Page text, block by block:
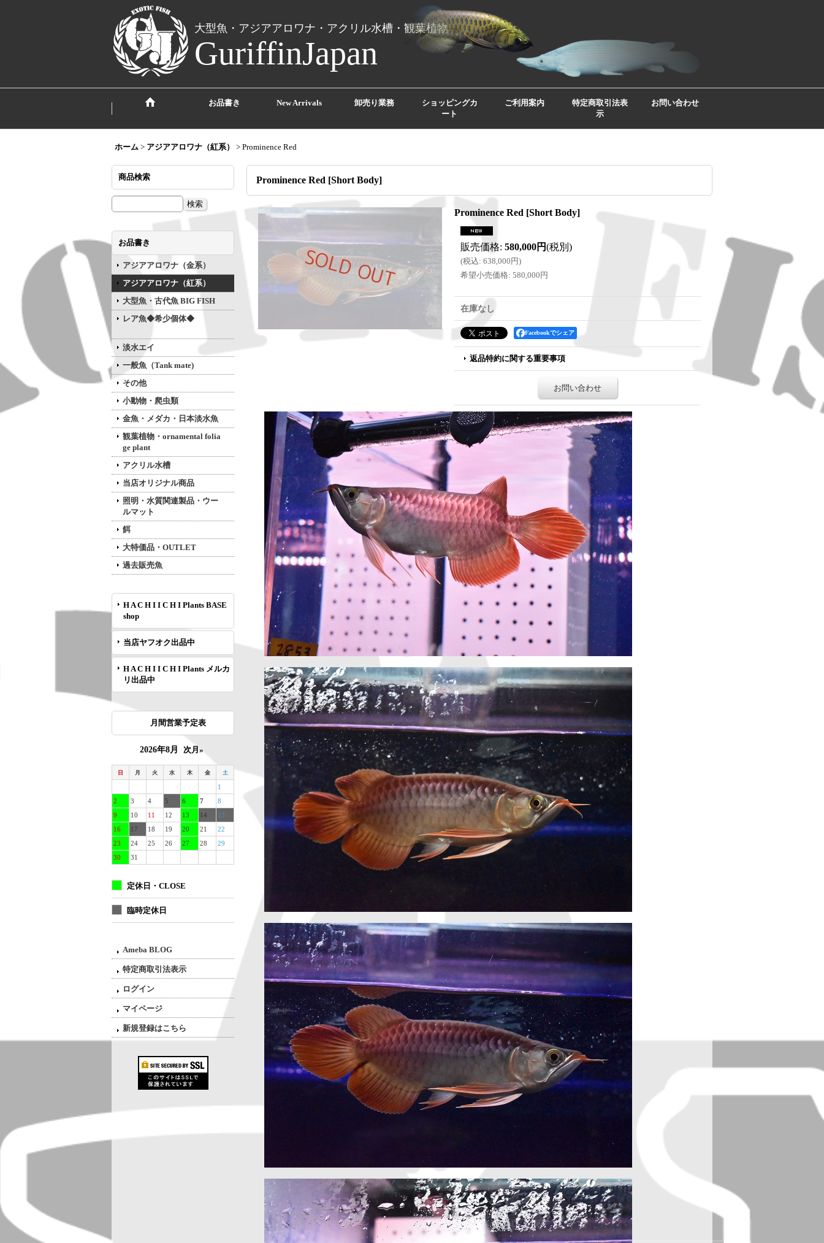
大型魚・アジアアロワナ・アクリル水槽・観葉植物
GuriffinJapan
お品書き New Arrivals 卸売り業務
ショッピングカ
ート
ご利用案内
特定商取引法表
示
お問い合わせ
ホーム > アジアアロワナ（紅系） > Prominence Red
商品検索
お品書き
アジアアロワナ（金系）
アジアアロワナ（紅系）
大型魚・古代魚 BIG FISH
レア魚◆希少個体◆
淡水エイ
一般魚（Tank mate)
その他
小動物・爬虫類
金魚・メダカ・日本淡水魚
観葉植物・ornamental folia
ge plant
アクリル水槽
当店オリジナル商品
照明・水質関連製品・ウー
ルマット
餌
大特価品・OUTLET
過去販売魚
H A C H I I C H I Plants BASE
shop
当店ヤフオク出品中
H A C H I I C H I Plants メルカ
リ出品中
月間営業予定表
2026年8月 次月»
日 月 火 水 木 金 土
1
2
3 4 5 6 7
8
9
10 11 12 13 14
15
16
17 18 19 20 21
22
23
24 25 26 27 28
29
30
31
定休日・CLOSE
臨時定休日
Ameba BLOG
特定商取引法表示
ログイン
マイページ
新規登録はこちら
Prominence Red [Short Body]
Prominence Red [Short Body]
販売価格: 580,000円(税別)
(税込: 638,000円)
希望小売価格: 580,000円
在庫なし
Facebookでシェア
返品特約に関する重要事項
お問い合わせ